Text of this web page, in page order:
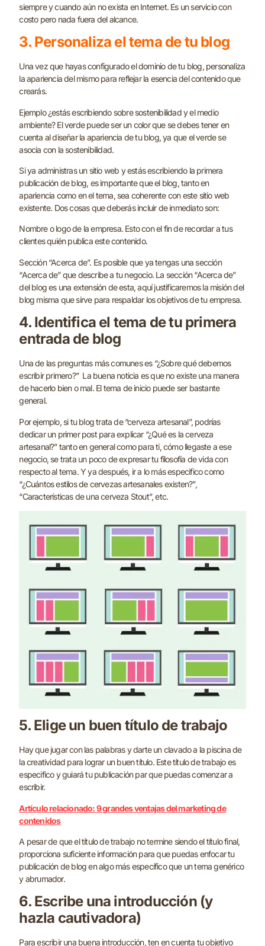
siempre y cuando aún no exista en Internet. Es un servicio con
costo pero nada fuera del alcance.
3. Personaliza el tema de tu blog
Una vez que hayas configurado el dominio de tu blog, personaliza
la apariencia del mismo para reflejar la esencia del contenido que
crearás.
Ejemplo ¿estás escribiendo sobre sostenibilidad y el medio
ambiente? El verde puede ser un color que se debes tener en
cuenta al diseñar la apariencia de tu blog, ya que el verde se
asocia con la sostenibilidad.
Si ya administras un sitio web y estás escribiendo la primera
publicación de blog, es importante que el blog, tanto en
apariencia como en el tema, sea coherente con este sitio web
existente. Dos cosas que deberás incluir de inmediato son:
Nombre o logo de la empresa. Esto con el fin de recordar a tus
clientes quién publica este contenido.
Sección “Acerca de”. Es posible que ya tengas una sección
“Acerca de” que describe a tu negocio. La sección “Acerca de”
del blog es una extensión de esta, aquí justificaremos la misión del
blog misma que sirve para respaldar los objetivos de tu empresa.
4. Identifica el tema de tu primera
entrada de blog
Una de las preguntas más comunes es “¿Sobre qué debemos
escribir primero?” La buena noticia es que no existe una manera
de hacerlo bien o mal. El tema de inicio puede ser bastante
general.
Por ejemplo, si tu blog trata de “cerveza artesanal”, podrías
dedicar un primer post para explicar “¿Qué es la cerveza
artesanal?” tanto en general como para ti, cómo llegaste a ese
negocio, se trata un poco de expresar tu filosofía de vida con
respecto al tema. Y ya después, ir a lo más especifico como
“¿Cuántos estilos de cervezas artesanales existen?”,
“Características de una cerveza Stout”, etc.
5. Elige un buen título de trabajo
Hay que jugar con las palabras y darte un clavado a la piscina de
la creatividad para lograr un buen título. Este título de trabajo es
especifico y guiará tu publicación par que puedas comenzar a
escribir.
Artículo relacionado: 9 grandes ventajas del marketing de
contenidos
A pesar de que el título de trabajo no termine siendo el título final,
proporciona suficiente información para que puedas enfocar tu
publicación de blog en algo más específico que un tema genérico
y abrumador.
6. Escribe una introducción (y
hazla cautivadora)
Para escribir una buena introducción, ten en cuenta tu objetivo